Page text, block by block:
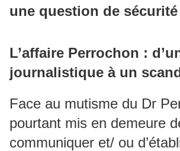
une question de
L’affaire Perrochon :
journalistique à un
Face au mutisme du Dr
pourtant mis en demeure
communiquer et/ ou